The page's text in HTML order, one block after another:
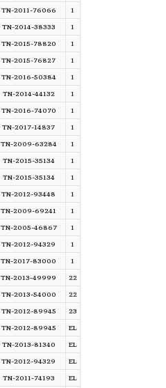
1
TN-2011-76066
1
TN-2014-38333
1
TN-2015-78820
1
TN-2015-76827
1
TN-2016-50384
1
TN-2014-44132
1
TN-2016-74070
1
TN-2017-14837
1
TN-2009-63284
1
TN-2015-35134
1
TN-2015-35134
1
TN-2012-93448
1
TN-2009-69241
1
TN-2005-46867
1
TN-2012-94329
1
TN-2017-83000
22
TN-2013-49999
22
TN-2013-54000
23
TN-2012-89945
EL
TN-2012-89945
EL
TN-2013-81340
EL
TN-2012-94329
EL
TN-2011-74193